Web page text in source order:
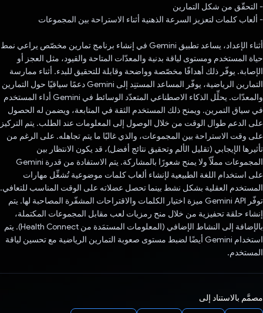
- التحقّق من شكل التمارين
- ألعاب كلمات لتعزيز السرعة الذهنية أثناء الاستراحة بين المجموعات
أثناء الإعداد، يساعد تطبيق Gemini في إنشاء برنامج تمارين مخصّص يراعي نمط
حياة المستخدم ومستوى لياقة بدنية والمعدّات المتاحة والقيود، مثل العجز أو
الإصابة. يوفّر ذلك أهدافًا مخصّصة وواضحة وقابلة للتحقيق للبدء. أثناء ممارسة
التمارين الرياضية، يوفّر المساعد المستنِد إلى Gemini دعمًا سياقيًا حول التمارين
والمعدّات. يحلِّل الذكاء الاصطناعي المتعدّد الوسائط في Gemini أداء المستخدم
في سياق التمرين. ويمنح ذلك المستخدم الثقة في المتابعة، ويضمن له الحصول
على الدعم طوال الوقت من خلال الوصول إلى المعلومات عند الطلب. يتم التركيز
على وقت الاستراحة بين المجموعات، والذي غالبًا ما يتم تجاهله. على الرغم من
تأثيرها الإيجابي (تقليل الألم وتحقيق نتائج أفضل)، قد يكون الانتظار بين
المجموعات مملّاً ولا يمنح شعورًا بالمشاركة. يتم الاستفادة من قدرة Gemini
على استخدام اللغة الطبيعية لإنشاء ألعاب كلمات موضوعية تُشغِّل مهارات
المستخدم العقلية بشكل نشط بينما تحصل عضلاته على الوقت المناسب للتعافي.
توفّر Gemini API ميزة اختيار الكلمات والاقتراحات المشفّرة المصاحبة لها. يتم
إنشاء حلقة تحفيزية من خلال منح رمزيات لعب مقابل المجموعات المكتملة،
بالإضافة إلى النشاط الإضافي (المعلومات المستمَدة من Health Connect). يتم
استخدام Gemini أيضًا لضبط مستوى صعوبة التمارين الرياضية مع تحسين لياقة
المستخدم.
مصمَّم بالاستناد إلى